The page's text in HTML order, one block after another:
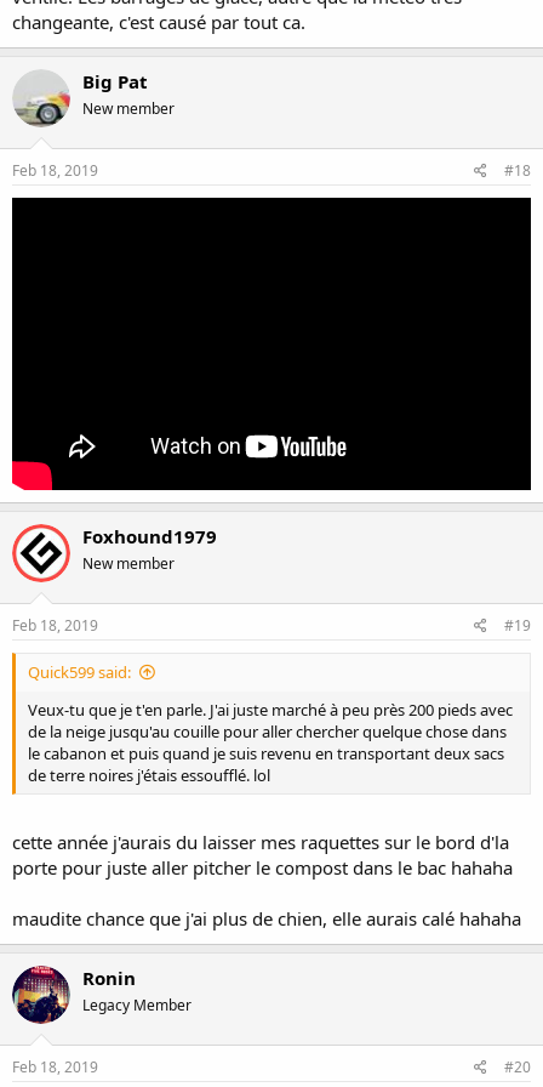
changeante, c'est causé par tout ca.
Big Pat
New member
Feb 18, 2019 #18
Foxhound1979
New member
Feb 18, 2019 #19
Quick599 said:
Veux-tu que je t'en parle. J'ai juste marché à peu près 200 pieds avec
de la neige jusqu'au couille pour aller chercher quelque chose dans
le cabanon et puis quand je suis revenu en transportant deux sacs
de terre noires j'étais essoufflé. lol
cette année j'aurais du laisser mes raquettes sur le bord d'la
porte pour juste aller pitcher le compost dans le bac hahaha
maudite chance que j'ai plus de chien, elle aurais calé hahaha
Ronin
Legacy Member
Feb 18, 2019 #20